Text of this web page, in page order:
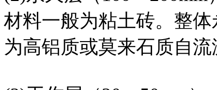
材料一般为粘土砖。整
为高铝质或莫来石质自